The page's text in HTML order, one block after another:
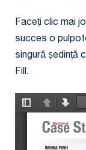
Faceți clic mai
succes o
singură ședință
Fill.